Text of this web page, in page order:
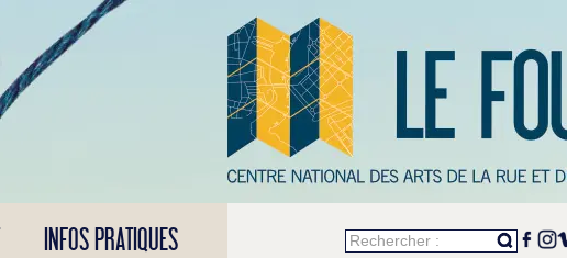
INFOS PRATIQUES Rechercher :